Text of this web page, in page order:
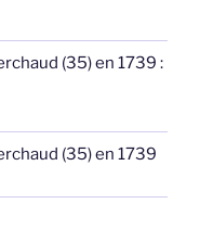
(35) en 1739 :
(35) en 1739